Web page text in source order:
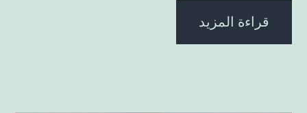
قراءة المزيد